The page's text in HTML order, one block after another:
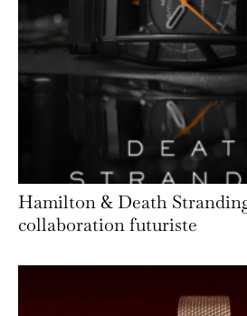
Hamilton & Death
collaboration futuriste